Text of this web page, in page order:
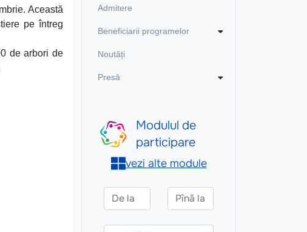
Această
pe întreg
de arbori de
Admitere
Beneficiarii programelor
Noutăți
Presă